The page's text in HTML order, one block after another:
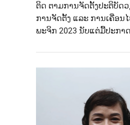
ຕິດ ຕາມການຈັດຕັ້ງປະຕິບັດ
ການຈັດຕັ້ງ ແລະ ການເຄື່ອນ
ພະຈິກ 2023 ນັບແຕ່ມື້ປະກາ